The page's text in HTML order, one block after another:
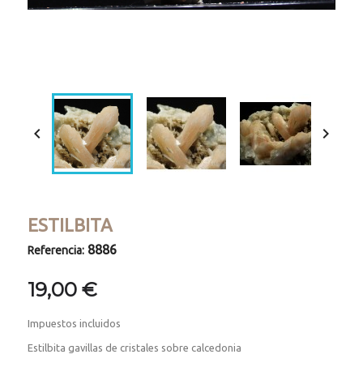
 
ESTILBITA
Referencia: 8886
19,00 €
Impuestos incluidos
Estilbita gavillas de cristales sobre calcedonia